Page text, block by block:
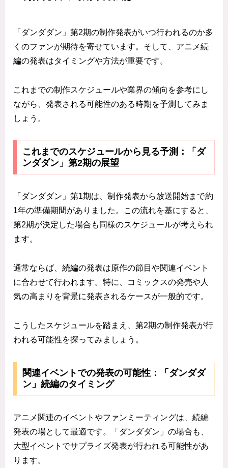
「ダンダダン」第2期の制作発表がいつ行われるのか多
くのファンが期待を寄せています。そして、アニメ続
編の発表はタイミングや方法が重要です。
これまでの制作スケジュールや業界の傾向を参考にし
ながら、発表される可能性のある時期を予測してみま
しょう。
これまでのスケジュールから見る予測：「ダ
ンダダン」第2期の展望
「ダンダダン」第1期は、制作発表から放送開始まで約
1年の準備期間がありました。この流れを基にすると、
第2期が決定した場合も同様のスケジュールが考えられ
ます。
通常ならば、続編の発表は原作の節目や関連イベント
に合わせて行われます。特に、コミックスの発売や人
気の高まりを背景に発表されるケースが一般的です。
こうしたスケジュールを踏まえ、第2期の制作発表が行
われる可能性を探ってみましょう。
関連イベントでの発表の可能性：「ダンダダ
ン」続編のタイミング
アニメ関連のイベントやファンミーティングは、続編
発表の場として最適です。「ダンダダン」の場合も、
大型イベントでサプライズ発表が行われる可能性があ
ります。